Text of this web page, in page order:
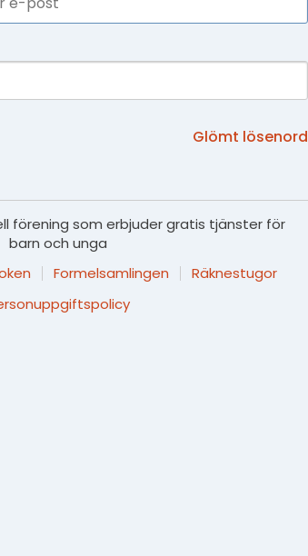
Glömt lösenord
förening som erbjuder gratis tjänster för
barn och unga
Formelsamlingen
Räknestugor